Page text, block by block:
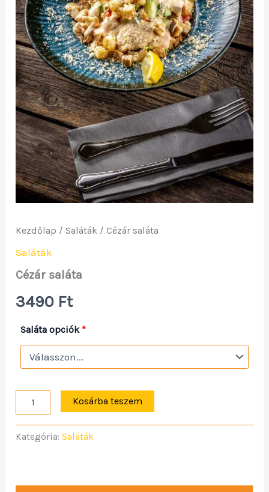
Kezdőlap / Saláták / Cézár saláta
Saláták
Cézár saláta
3490 Ft
Saláta opciók*
Kosárba teszem
Kategória:Saláták